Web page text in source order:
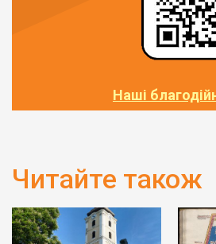
Наші
Читайте також